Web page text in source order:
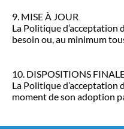
9. MISE À JOUR
La Politique d’acceptation
besoin ou, au minimum
10. DISPOSITIONS
La Politique d’acceptation
moment de son adoption